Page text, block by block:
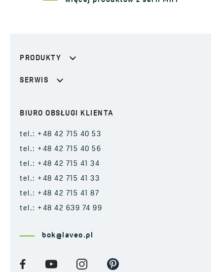
PRODUKTY
SERWIS
BIURO OBSŁUGI KLIENTA
tel.: +48 42 715 40 53
tel.: +48 42 715 40 56
tel.: +48 42 715 41 34
tel.: +48 42 715 41 33
tel.: +48 42 715 41 87
tel.: +48 42 639 74 99
bok@laveo.pl